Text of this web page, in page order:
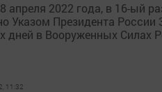
апреля 2022 года, в 16-ый
Указом Президента
дней в Вооруженных Силах
11:32